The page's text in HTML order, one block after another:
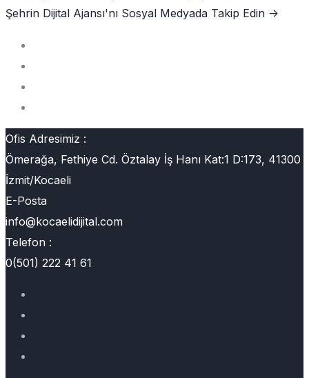
Şehrin Dijital Ajansı'nı Sosyal Medyada Takip Edin ->
Ofis Adresimiz :
Ömerağa, Fethiye Cd. Öztalay İş Hanı Kat:1 D:173, 41300
İzmit/Kocaeli
E-Posta
info@kocaelidijital.com
Telefon :
0(501) 222 41 61